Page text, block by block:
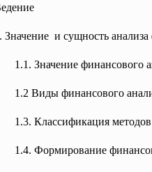
Значение и сущность анализа
1.1. Значение финансового
1.2 Виды финансового
1.3. Классификация
1.4. Формирование